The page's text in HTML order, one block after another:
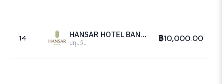
14 HANSAR HOTEL BANGKOK
ปทุมวัน ฿10,000.00